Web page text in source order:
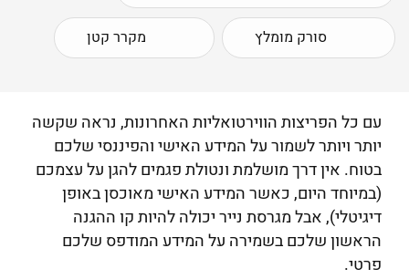
סורק מומלץ מקרר קטן
עם כל הפריצות הווירטואליות האחרונות, נראה שקשה
יותר ויותר לשמור על המידע האישי והפיננסי שלכם
בטוח. אין דרך מושלמת ונטולת פגמים להגן על עצמכם
(במיוחד היום, כאשר המידע האישי מאוכסן באופן
דיגיטלי), אבל מגרסת נייר יכולה להיות קו ההגנה
הראשון שלכם בשמירה על המידע המודפס שלכם
פרטי.